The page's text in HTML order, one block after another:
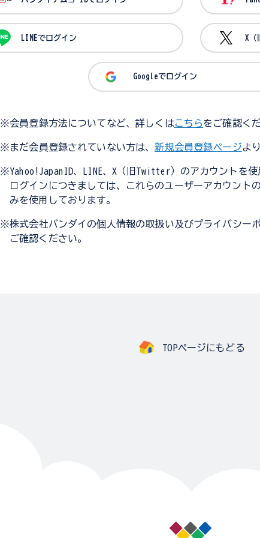
LINEでログイン X（
Googleでログイン
※会員登録方法についてなど、詳しくはこちらをご確認く
※まだ会員登録されていない方は、新規会員登録ページよ
※Yahoo!JapanID、LINE、X（旧Twitter）のアカウントを
ログインにつきましては、これらのユーザーアカウント
みを使用しております。
※株式会社バンダイの個人情報の取扱い及びプライバシー
ご確認ください。
TOPページにもどる